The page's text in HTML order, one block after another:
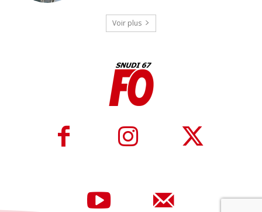
Voir plus